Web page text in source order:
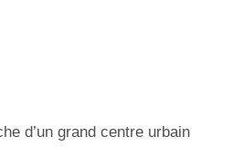
d’un grand centre urbain